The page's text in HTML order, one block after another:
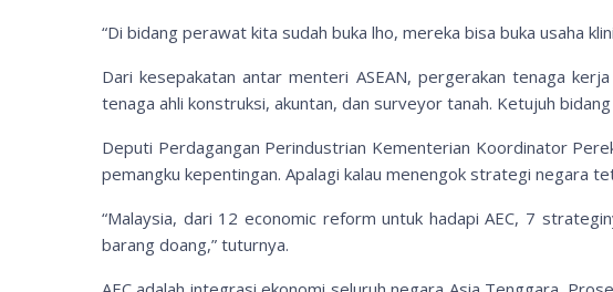
“Di bidang perawat kita sudah buka lho, mereka bisa buka usaha
Dari kesepakatan antar menteri ASEAN, pergerakan tenaga
tenaga ahli konstruksi, akuntan, dan surveyor tanah. Ketujuh
Deputi Perdagangan Perindustrian Kementerian Koordinator
pemangku kepentingan. Apalagi kalau menengok strategi negara
“Malaysia, dari 12 economic reform untuk hadapi AEC, 7
barang doang,” tuturnya.